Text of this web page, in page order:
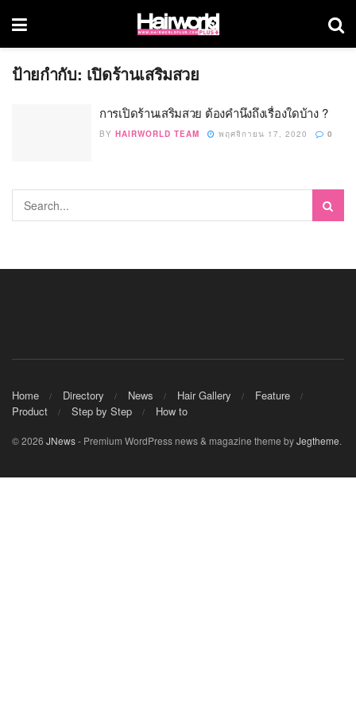
ป้ายกำกับ: เปิดร้านเสริมสวย
การเปิดร้านเสริมสวย ต้องคำนึงถึงเรื่องใดบ้าง ?
BY HAIRWORLD TEAM พฤศจิกายน 17, 2020 0
Home Directory News Hair Gallery
Feature
Product
Step by Step How to
© 2026 JNews- Premium WordPress news & magazine theme byJegtheme.